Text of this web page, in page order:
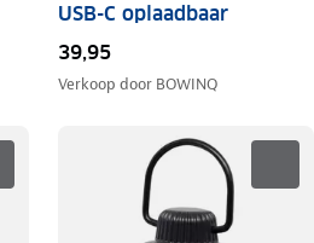
USB-C oplaadbaar
39,95
Verkoop door BOWINQ